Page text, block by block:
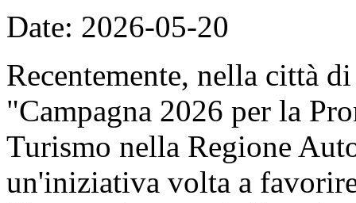
Date: 2026-05-20
Recentemente, nella città
"Campagna 2026 per la
Turismo nella Regione
un'iniziativa volta a